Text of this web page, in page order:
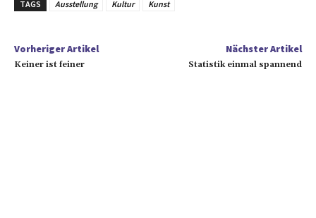
TAGS Ausstellung Kultur Kunst
Vorheriger Artikel
Keiner ist feiner
Nächster Artikel
Statistik einmal spannend